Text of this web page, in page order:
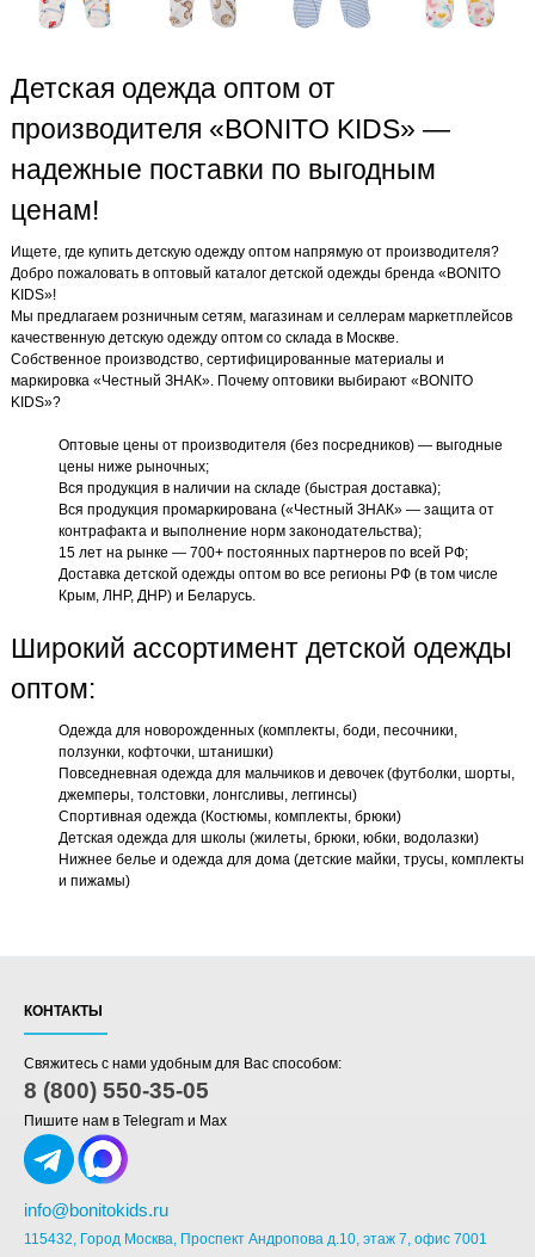
Детская одежда оптом от
производителя «BONITO KIDS» —
надежные поставки по выгодным
ценам!
Ищете, где купить детскую одежду оптом напрямую от производителя?
Добро пожаловать в оптовый каталог детской одежды бренда «BONITO
KIDS»!
Мы предлагаем розничным сетям, магазинам и селлерам маркетплейсов
качественную детскую одежду оптом со склада в Москве.
Собственное производство, сертифицированные материалы и
маркировка «Честный ЗНАК». Почему оптовики выбирают «BONITO
KIDS»?
Оптовые цены от производителя (без посредников) — выгодные
цены ниже рыночных;
Вся продукция в наличии на складе (быстрая доставка);
Вся продукция промаркирована («Честный ЗНАК» — защита от
контрафакта и выполнение норм законодательства);
15 лет на рынке — 700+ постоянных партнеров по всей РФ;
Доставка детской одежды оптом во все регионы РФ (в том числе
Крым, ЛНР, ДНР) и Беларусь.
Широкий ассортимент детской одежды
оптом:
Одежда для новорожденных (комплекты, боди, песочники,
ползунки, кофточки, штанишки)
Повседневная одежда для мальчиков и девочек (футболки, шорты,
джемперы, толстовки, лонгсливы, леггинсы)
Спортивная одежда (Костюмы, комплекты, брюки)
Детская одежда для школы (жилеты, брюки, юбки, водолазки)
Нижнее белье и одежда для дома (детские майки, трусы, комплекты
и пижамы)
КОНТАКТЫ
Свяжитесь с нами удобным для Вас способом:
8 (800) 550-35-05
Пишите нам в Telegram и Max
info@bonitokids.ru
115432, Город Москва, Проспект Андропова д.10, этаж 7, офис 7001